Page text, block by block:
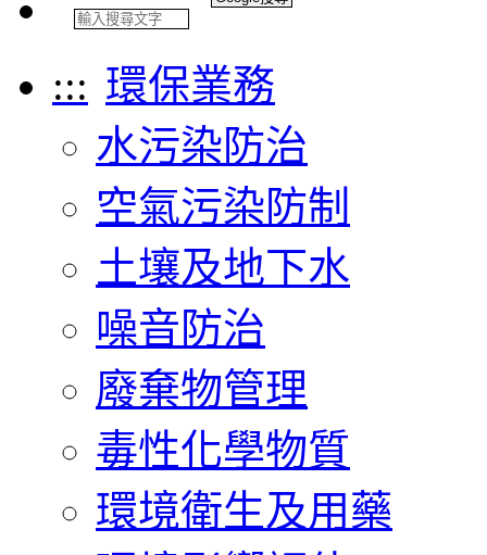
::: 環保業務
水污染防治
空氣污染防制
土壤及地下水
噪音防治
廢棄物管理
毒性化學物質
環境衛生及用藥